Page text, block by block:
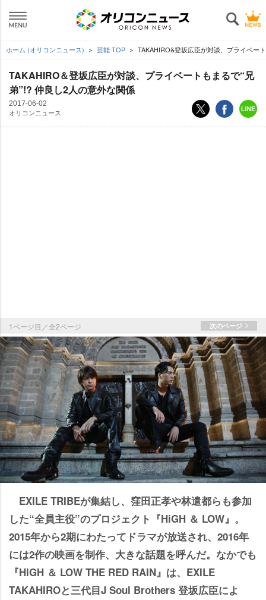
ホーム (オリコンニュース) 芸能 TOP TAKAHIRO&登坂広臣が対談、プライベー
TAKAHIRO＆登坂広臣が対談、プライベートもまるで“兄
弟”!? 仲良し2人の意外な関係
2017-06-02
オリコンニュース
1ページ目／全2ページ 次のページ
EXILE TRIBEが集結し、窪田正孝や林遣都らも参加
した“全員主役”のプロジェクト『HiGH ＆ LOW』。
2015年から2期にわたってドラマが放送され、2016年
には2作の映画を制作、大きな話題を呼んだ。なかでも
『HiGH ＆ LOW THE RED RAIN』は、EXILE
TAKAHIROと三代目J Soul Brothers 登坂広臣によ